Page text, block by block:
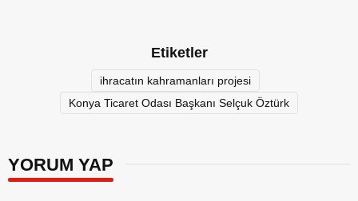
Etiketler
ihracatın kahramanları projesi
Konya Ticaret Odası Başkanı Selçuk Öztürk
YORUM YAP